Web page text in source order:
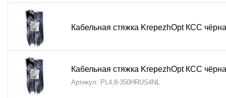
Выгода
Приобретая кабельные стяжки стандартные КСС
фиксации проводов и шлангов в любых условиях.
ультрафиолету при наружном монтаже. Простота
для электромонтажников, автомехаников и всех, кто
Кабельная стяжка KrepezhOpt КСС
Кабельная стяжка KrepezhOpt КСС
Артикул: PL4,8-350HRUS4NL